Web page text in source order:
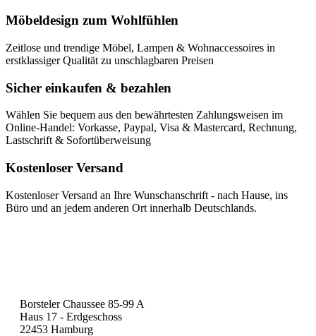
Möbeldesign zum Wohlfühlen
Zeitlose und trendige Möbel, Lampen & Wohnaccessoires in
erstklassiger Qualität zu unschlagbaren Preisen
Sicher einkaufen & bezahlen
Wählen Sie bequem aus den bewährtesten Zahlungsweisen im
Online-Handel: Vorkasse, Paypal, Visa & Mastercard, Rechnung,
Lastschrift & Sofortüberweisung
Kostenloser Versand
Kostenloser Versand an Ihre Wunschanschrift - nach Hause, ins
Büro und an jedem anderen Ort innerhalb Deutschlands.
Borsteler Chaussee 85-99 A
Haus 17 - Erdgeschoss
22453 Hamburg